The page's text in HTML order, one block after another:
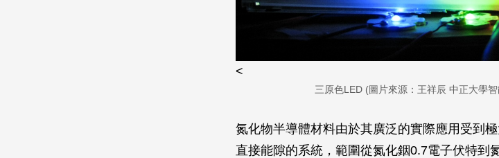
<
三原色LED (圖片來源：王祥辰 中正大學
氮化物半導體材料由於其廣泛的實際應用受到
直接能隙的系統，範圍從氮化銦0.7電子伏特到